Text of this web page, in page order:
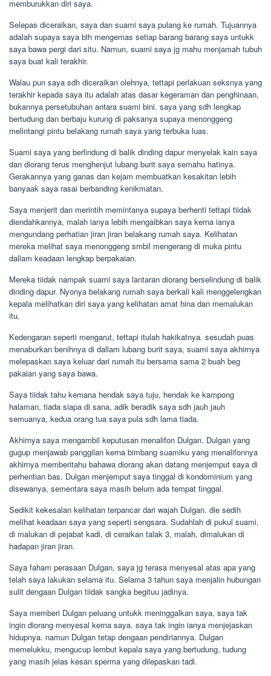
memburukkan diri saya.
Selepas diceraikan, saya dan suami saya pulang ke rumah. Tujuannya
adalah supaya saya blh mengemas setiap barang barang saya untukk
saya bawa pergi dari situ. Namun, suami saya jg mahu menjamah tubuh
saya buat kali terakhir.
Walau pun saya sdh diceraikan olehnya, tettapi perlakuan seksnya yang
terakhir kepada saya itu adalah atas dasar kegeraman dan penghinaan,
bukannya persetubuhan antara suami bini. saya yang sdh lengkap
bertudung dan berbaju kurung di paksanya supaya menonggeng
melintangi pintu belakang rumah saya yang terbuka luas.
Suami saya yang berlindung di balik dinding dapur menyelak kain saya
dan diorang terus menghenjut lubang burit saya semahu hatinya.
Gerakannya yang ganas dan kejam membuatkan kesakitan lebih
banyaak saya rasai berbanding kenikmatan.
Saya menjerit dan merintih memintanya supaya berhenti tettapi tiidak
diendahkannya, malah ianya lebih mengaibkan saya kerna ianya
mengundang perhatian jiran jiran belakang rumah saya. Kelihatan
mereka melihat saya menonggeng smbil mengerang di muka pintu
dallam keadaan lengkap berpakaian.
Mereka tiidak nampak suami saya lantaran diorang berselindung di balik
dinding dapur. Nyonya belakang rumah saya berkali kali menggelengkan
kepala melihatkan diri saya yang kelihatan amat hina dan memalukan
itu.
Kedengaran seperti mengarut, tettapi itulah hakikatnya. sesudah puas
menaburkan benihnya di dallam lubang burit saya, suami saya akhirnya
melepaskan saya keluar dari rumah itu bersama sama 2 buah beg
pakaian yang saya bawa.
Saya tiidak tahu kemana hendak saya tuju, hendak ke kampong
halaman, tiada siapa di sana, adik beradik saya sdh jauh jauh
semuanya, kedua orang tua saya pula sdh lama tiada.
Akhirnya saya mengambil keputusan menalifon Dulgan. Dulgan yang
gugup menjawab panggilan kerna bimbang suamiku yang menalifonnya
akhirnya memberitahu bahawa diorang akan datang menjemput saya di
perhentian bas. Dulgan menjemput saya tinggal di kondominium yang
disewanya, sementara saya masih belum ada tempat tinggal.
Sedikit kekesalan kelihatan terpancar dari wajah Dulgan. die sedih
melihat keadaan saya yang seperti sengsara. Sudahlah di pukul suami,
di malukan di pejabat kadi, di ceraikan talak 3, malah, dimalukan di
hadapan jiran jiran.
Saya faham perasaan Dulgan, saya jg terasa menyesal atas apa yang
telah saya lakukan selama itu. Selama 3 tahun saya menjalin hubungan
sulit dengaan Dulgan tiidak sangka begituu jadinya.
Saya memberi Dulgan peluang untukk meninggalkan saya, saya tak
ingin diorang menyesal kerna saya. saya tak ingin ianya menjejaskan
hidupnya. namun Dulgan tetap dengaan pendiriannya. Dulgan
memelukku, mengucup lembut kepala saya yang bertudung, tudung
yang masih jelas kesan sperma yang dilepaskan tadi.